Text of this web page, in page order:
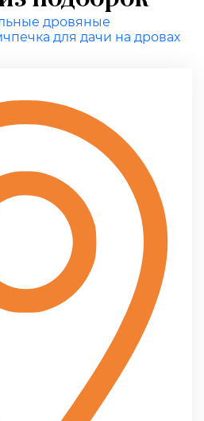
дровяные
печка для дачи на дровах